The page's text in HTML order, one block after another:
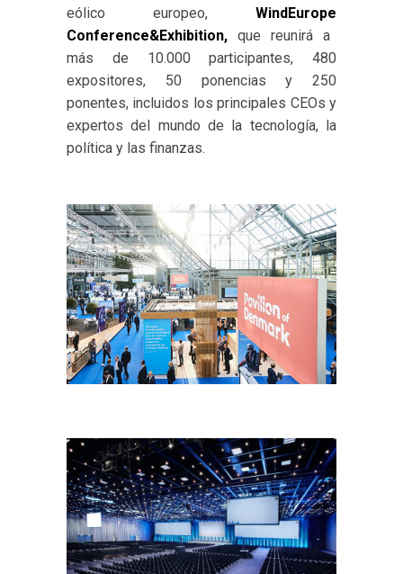
eólico europeo, WindEurope
Conference&Exhibition, que reunirá a
más de 10.000 participantes, 480
expositores, 50 ponencias y 250
ponentes, incluidos los principales CEOs y
expertos del mundo de la tecnología, la
política y las finanzas.